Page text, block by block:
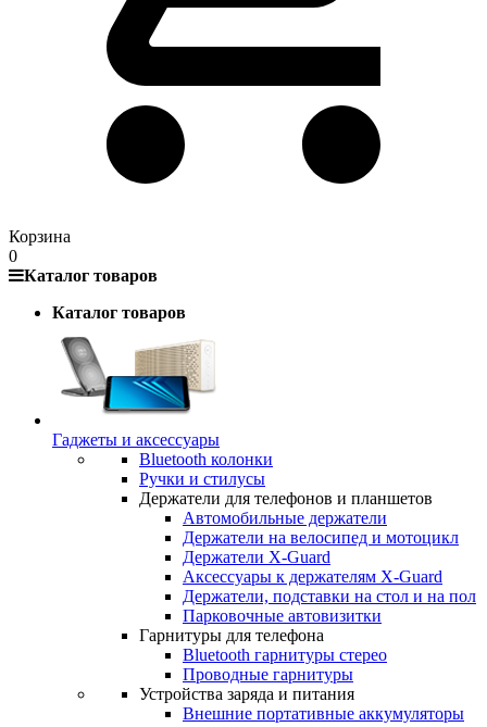
Корзина
0
Каталог товаров
Каталог товаров
Гаджеты и аксессуары
Bluetooth колонки
Ручки и стилусы
Держатели для телефонов и планшетов
Автомобильные держатели
Держатели на велосипед и мотоцикл
Держатели X-Guard
Аксессуары к держателям X-Guard
Держатели, подставки на стол и на пол
Парковочные автовизитки
Гарнитуры для телефона
Bluetooth гарнитуры стерео
Проводные гарнитуры
Устройства заряда и питания
Внешние портативные аккумуляторы